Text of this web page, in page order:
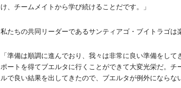
け、チームメイトから学び続けることだです。」
私たちの共同リーダーであるサンティアゴ・ブイトラゴは
「準備は順調に進んでおり、我々は非常に良い準備をし
ポートを得てブエルタに行くことができて大変光栄だ。
ルで良い結果を出してきたので、ブエルタが例外にならな